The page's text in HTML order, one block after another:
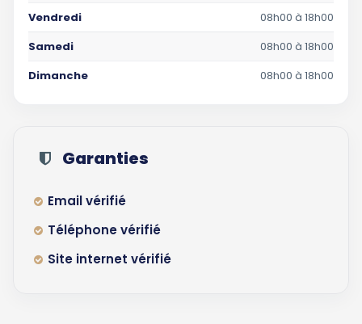
Vendredi
08h00 à 18h00
Samedi
08h00 à 18h00
Dimanche
08h00 à 18h00
Garanties
Email vérifié
Téléphone vérifié
Site internet vérifié